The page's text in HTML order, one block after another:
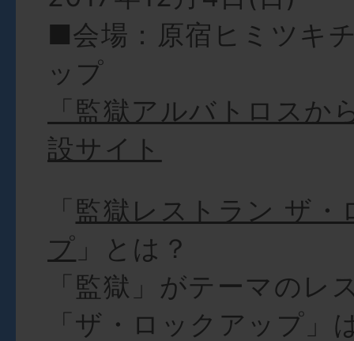
■会場：原宿ヒミツキ
ップ
「監獄アルバトロスか
設サイト
「 監獄レストラン ザ・
プ 」とは？
「監獄」がテーマのレ
「ザ・ロックアップ」